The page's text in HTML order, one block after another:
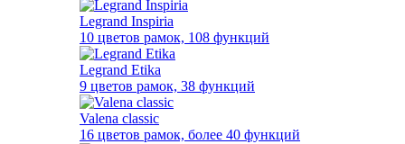
Legrand Inspiria
10 цветов рамок, 108 функций
Legrand Etika
9 цветов рамок, 38 функций
Valena classic
16 цветов рамок, более 40 функций